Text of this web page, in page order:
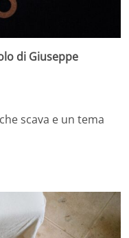
di Giuseppe
scava e un tema